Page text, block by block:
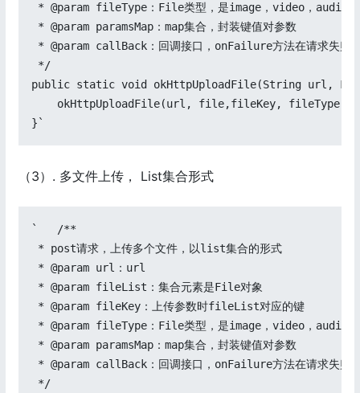
* @param fileType：File类型，是image，video，audio
* @param paramsMap：map集合，封装键值对参数
* @param callBack：回调接口，onFailure方法在请求失败时
*/
public static void okHttpUploadFile(String url,
okHttpUploadFile(url, file,fileKey, fileType,
}`
（3）. 多文件上传， List集合形式
`   /**
* post请求，上传多个文件，以list集合的形式
* @param url：url
* @param fileList：集合元素是File对象
* @param fileKey：上传参数时fileList对应的键
* @param fileType：File类型，是image，video，audio
* @param paramsMap：map集合，封装键值对参数
* @param callBack：回调接口，onFailure方法在请求失败时
*/